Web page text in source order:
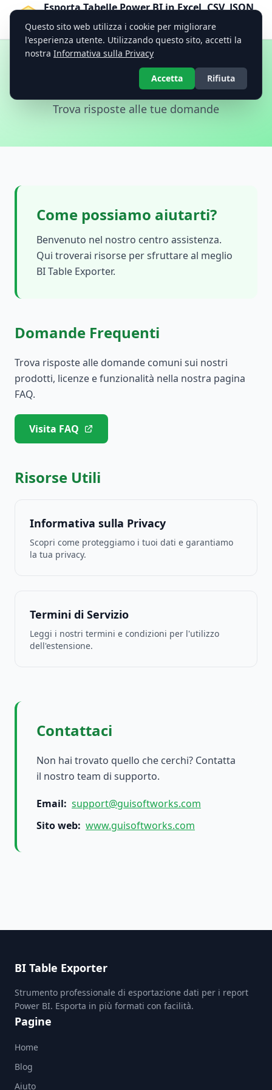
Esporta Tabelle Power BI in Excel, CSV, JSON,
PDF — BI Table Exporter
Strumento Professionale di Esportazione Dati
Aiuto e Supporto
Trova risposte alle tue domande
Come possiamo aiutarti?
Benvenuto nel nostro centro assistenza.
Qui troverai risorse per sfruttare al meglio
BI Table Exporter.
Domande Frequenti
Trova risposte alle domande comuni sui nostri
prodotti, licenze e funzionalità nella nostra pagina
FAQ.
Visita FAQ
Risorse Utili
Informativa sulla Privacy
Scopri come proteggiamo i tuoi dati e garantiamo
la tua privacy.
Termini di Servizio
Leggi i nostri termini e condizioni per l'utilizzo
dell'estensione.
Contattaci
Non hai trovato quello che cerchi? Contatta
il nostro team di supporto.
Email: support@guisoftworks.com
Sito web: www.guisoftworks.com
BI Table Exporter
Strumento professionale di esportazione dati per i report
Power BI. Esporta in più formati con facilità.
Pagine
Home
Blog
Aiuto
Questo sito web utilizza i cookie per migliorare
l'esperienza utente. Utilizzando questo sito, accetti la
nostra Informativa sulla Privacy
Accetta Rifiuta